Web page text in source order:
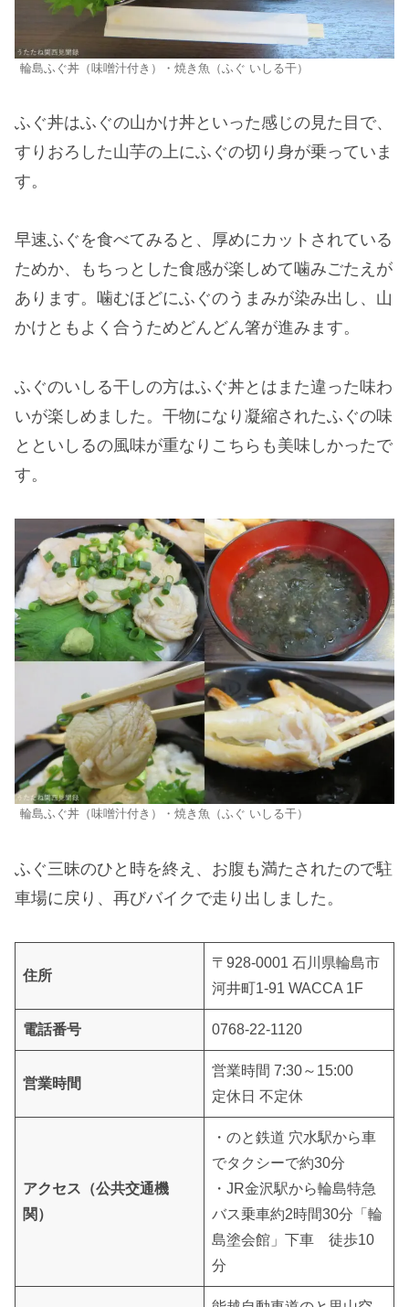
輪島ふぐ丼（味噌汁付き）・焼き魚（ふぐ いしる干）
ふぐ丼はふぐの山かけ丼といった感じの見た目で、
すりおろした山芋の上にふぐの切り身が乗っていま
す。
早速ふぐを食べてみると、厚めにカットされている
ためか、もちっとした食感が楽しめて噛みごたえが
あります。噛むほどにふぐのうまみが染み出し、山
かけともよく合うためどんどん箸が進みます。
ふぐのいしる干しの方はふぐ丼とはまた違った味わ
いが楽しめました。干物になり凝縮されたふぐの味
とといしるの風味が重なりこちらも美味しかったで
す。
輪島ふぐ丼（味噌汁付き）・焼き魚（ふぐ いしる干）
ふぐ三昧のひと時を終え、お腹も満たされたので駐
車場に戻り、再びバイクで走り出しました。
住所
〒928-0001 石川県輪島市
河井町1-91 WACCA 1F
電話番号 0768-22-1120
営業時間
営業時間 7:30～15:00
定休日 不定休
アクセス（公共交通機
関）
・のと鉄道 穴水駅から車
でタクシーで約30分
・JR金沢駅から輪島特急
バス乗車約2時間30分「輪
島塗会館」下車 徒歩10
分